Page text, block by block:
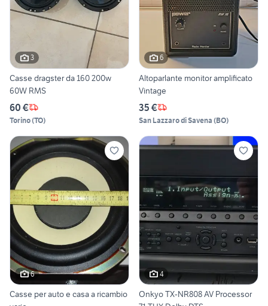
3
Casse dragster da 160 200w
60W RMS
60 €
Torino(TO)
6
Altoparlante monitor amplificato
Vintage
35 €
San Lazzaro di Savena (BO)
6
Casse per auto e casa a ricambio
4
Onkyo TX-NR808 AV Processor